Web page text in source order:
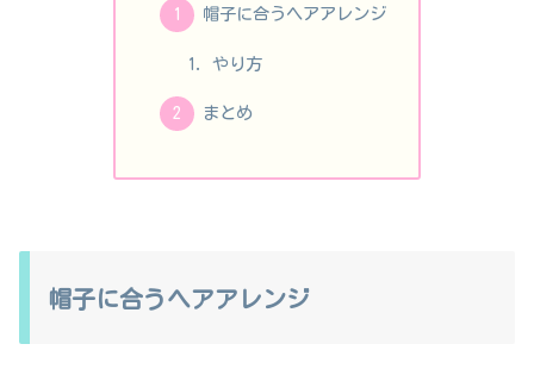
帽子に合うヘアアレンジ
やり方
まとめ
帽子に合うヘアアレンジ